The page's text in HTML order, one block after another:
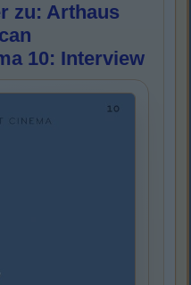
zu: Arthaus
10: Interview